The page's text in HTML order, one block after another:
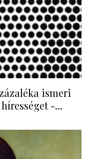
ismeri
-...